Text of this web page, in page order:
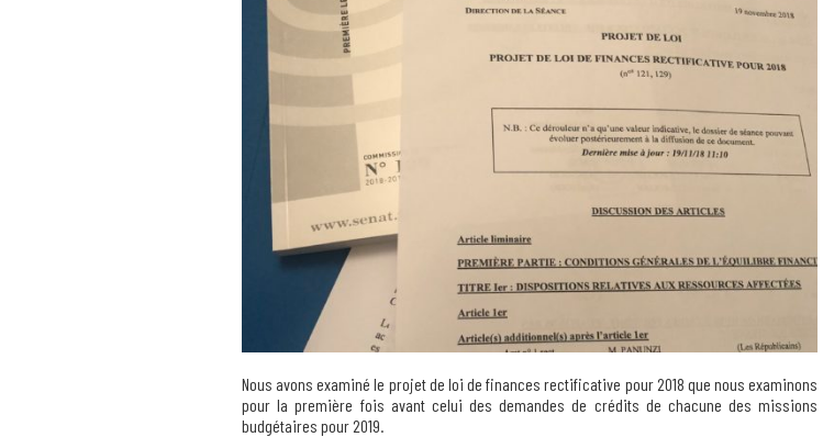
Nous avons examiné le projet de loi de finances rectificative pour 2018 que nous examinons
pour la première fois avant celui des demandes de crédits de chacune des missions
budgétaires pour 2019.